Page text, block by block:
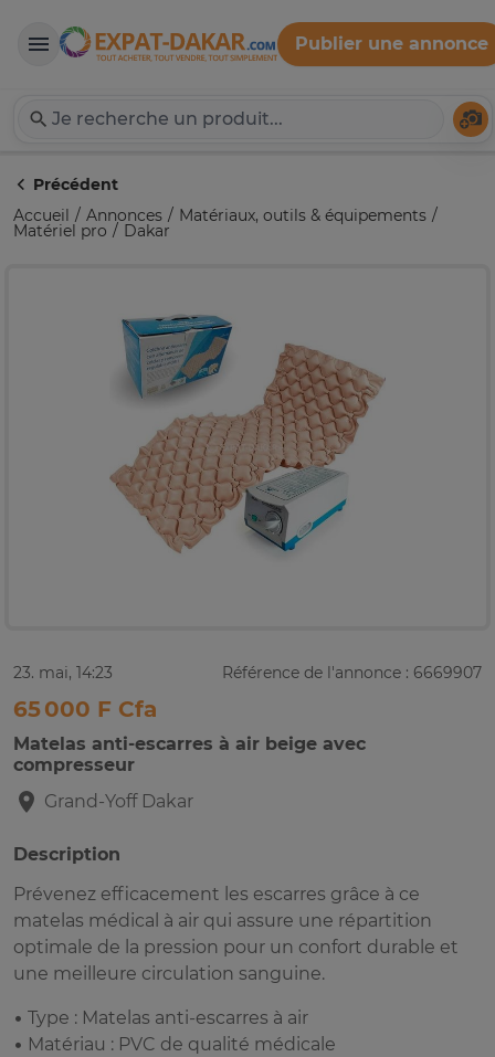
Expat-Dakar
Publier une annonce
Précédent
Accueil
Annonces Matériaux, outils & équipements
Matériel pro Dakar
23. mai, 14:23 Référence de l'annonce : 6669907
65 000 F Cfa
Matelas anti-escarres à air beige avec
compresseur
Grand-Yoff Dakar
Description
Prévenez efficacement les escarres grâce à ce
matelas médical à air qui assure une répartition
optimale de la pression pour un confort durable et
une meilleure circulation sanguine.
• Type : Matelas anti-escarres à air
• Matériau : PVC de qualité médicale